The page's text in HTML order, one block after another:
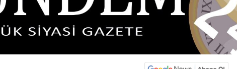
Ziyaret: Burhan İşliyen Erzincan’da Kur’an Kursu Öğrencileriyle